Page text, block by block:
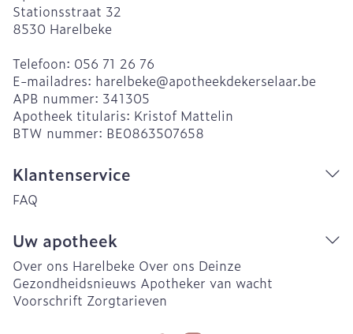
Stationsstraat 32
8530 Harelbeke
Telefoon: 056 71 26 76
E-mailadres: harelbeke@apotheekdekerselaar.be
APB nummer: 341305
Apotheek titularis: Kristof Mattelin
BTW nummer: BE0863507658
Klantenservice
FAQ
Uw apotheek
Over ons Harelbeke Over ons Deinze
Gezondheidsnieuws Apotheker van wacht
Voorschrift Zorgtarieven